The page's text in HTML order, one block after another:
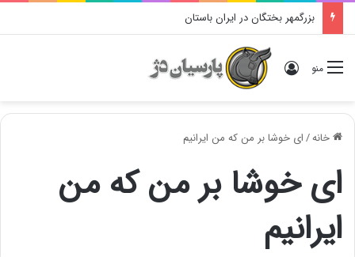
بزرگمهر بختگان در ایران باستان
منو ورود
خانه/ای خوشا بر من که من ایرانیم
ای خوشا بر من که من
ایرانیم